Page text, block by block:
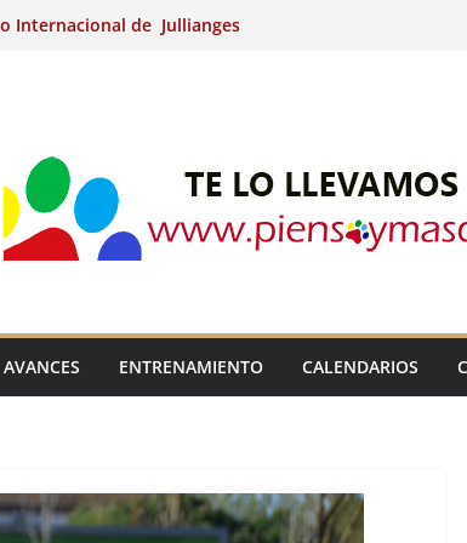
Internacional de Jullianges
AVANCES ENTRENAMIENTO CALENDARIOS